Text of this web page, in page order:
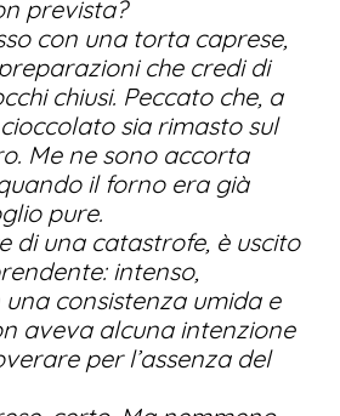
prevista?
con una torta caprese,
che credi di
chiusi. Peccato che, a
sia rimasto sul
Me ne sono accorta
il forno era già
pure.
di una catastrofe, è uscito
intenso,
consistenza umida e
aveva alcuna intenzione
per l’assenza del